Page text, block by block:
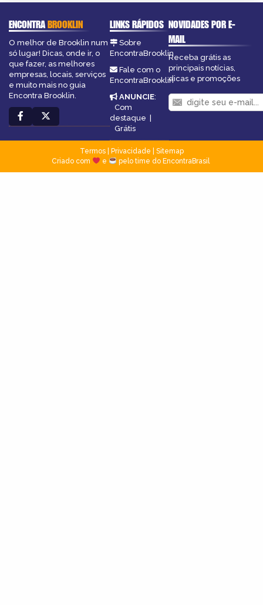
ENCONTRABROOKLIN
O melhor de Brooklin num
só lugar! Dicas, onde ir, o
que fazer, as melhores
empresas, locais, serviços
e muito mais no guia
Encontra Brooklin.
LINKS RÁPIDOS
Sobre
EncontraBrooklin
Fale com o
EncontraBrooklin
ANUNCIE:
Com
destaque |
Grátis
NOVIDADES POR E-
MAIL
Receba grátis as
principais notícias,
dicas e promoções
Termos| Privacidade
Sitemap
Criado com
e pelo time do EncontraBrasil